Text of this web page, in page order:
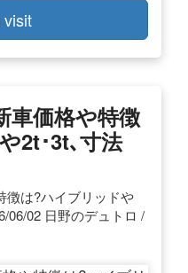
visit
車価格や特徴
2t･3t､寸法
徴は?ハイブリッドや
06/02 日野のデュトロ /